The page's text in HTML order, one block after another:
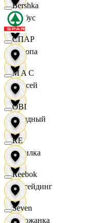
Глобус
Европа
Елисей
Звездный
Горилка
Ижтейдинг
Горожанка
Bershka
СПАР
M A C
OBI
RE
Reebok
Seven